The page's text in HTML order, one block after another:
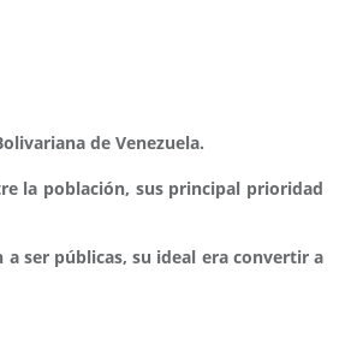
de Venezuela.
la población, sus principal prioridad
ser públicas, su ideal era convertir a